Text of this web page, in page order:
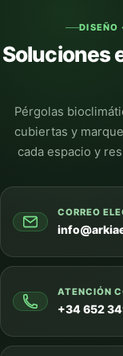
DISEÑO
Soluciones
Pérgolas
cubiertas y
cada espacio y
CORREO
ATENCIÓN
+34 652